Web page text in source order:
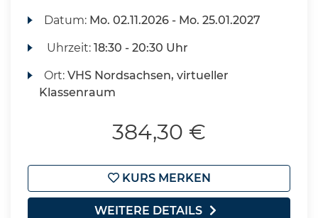
Datum: Mo. 02.11.2026 - Mo. 25.01.2027
Uhrzeit:18:30 - 20:30 Uhr
Ort:VHS Nordsachsen, virtueller
Klassenraum
384,30 €
KURS MERKEN
WEITERE DETAILS